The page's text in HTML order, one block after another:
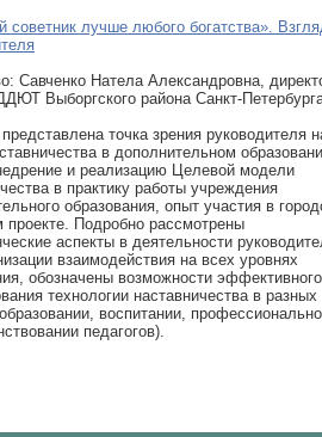
советник лучше любого богатства».
Савченко Натела Александровна,
Выборгского района Санкт-
точка зрения руководителя
в дополнительном
и реализацию Целевой модели
в практику работы учреждения
образования, опыт участия в
проекте. Подробно рассмотрены
аспекты в деятельности
взаимодействия на всех уровнях
обозначены возможности эффективного
технологии наставничества в разных
воспитании,
педагогов).